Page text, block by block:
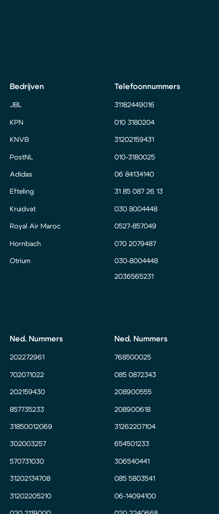
Bedrijven
JBL
KPN
KNVB
PostNL
Adidas
Efteling
Kruidvat
Royal Air Maroc
Hornbach
Otrium
Telefoonnummers
31182449016
010 3180204
31202159431
010-3180025
06 84134140
31 85 087 26 13
030 8004448
0527-857049
070 2079487
030-8004448
2036565231
Ned. Nummers
202272961
702071022
202159430
857735233
31850012069
302003257
570731030
31202134708
31202205210
Ned. Nummers
768500025
085 0872343
208900555
208900618
31262207104
654501233
306540441
085 5803541
06-14094100